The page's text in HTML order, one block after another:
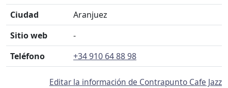
Ciudad
Aranjuez
Sitio web
-
Teléfono
+34 910 64 88 98
Editar la información de Contrapunto Cafe Jazz